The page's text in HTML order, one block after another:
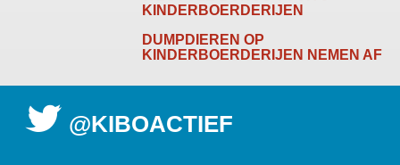
KINDERBOERDERIJEN
DUMPDIEREN OP
KINDERBOERDERIJEN NEMEN AF
@KIBOACTIEF